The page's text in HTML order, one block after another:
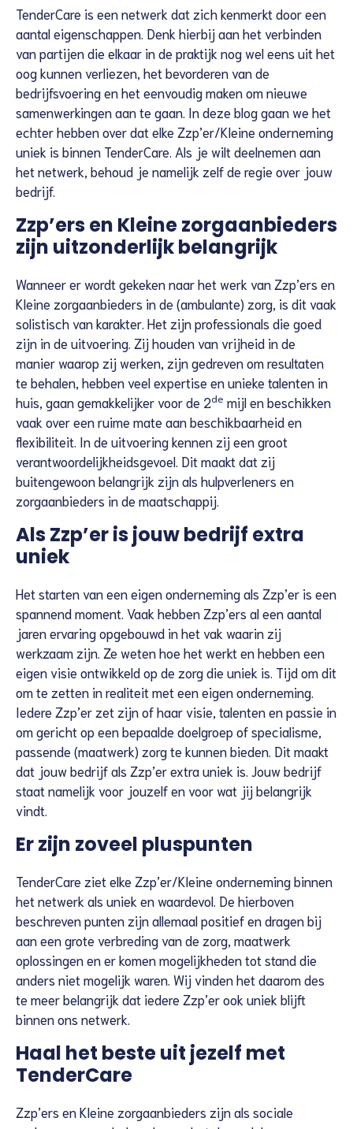
TenderCare is een netwerk dat zich kenmerkt door een
aantal eigenschappen. Denk hierbij aan het verbinden
van partijen die elkaar in de praktijk nog wel eens uit het
oog kunnen verliezen, het bevorderen van de
bedrijfsvoering en het eenvoudig maken om nieuwe
samenwerkingen aan te gaan. In deze blog gaan we het
echter hebben over dat elke Zzp’er/Kleine onderneming
uniek is binnen TenderCare. Als je wilt deelnemen aan
het netwerk, behoud je namelijk zelf de regie over jouw
bedrijf.
Zzp’ers en Kleine zorgaanbieders
zijn uitzonderlijk belangrijk
Wanneer er wordt gekeken naar het werk van Zzp’ers en
Kleine zorgaanbieders in de (ambulante) zorg, is dit vaak
solistisch van karakter. Het zijn professionals die goed
zijn in de uitvoering. Zij houden van vrijheid in de
manier waarop zij werken, zijn gedreven om resultaten
te behalen, hebben veel expertise en unieke talenten in
huis, gaan gemakkelijker voor de 2de mijl en beschikken
vaak over een ruime mate aan beschikbaarheid en
flexibiliteit. In de uitvoering kennen zij een groot
verantwoordelijkheidsgevoel. Dit maakt dat zij
buitengewoon belangrijk zijn als hulpverleners en
zorgaanbieders in de maatschappij.
Als Zzp’er is jouw bedrijf extra
uniek
Het starten van een eigen onderneming als Zzp’er is een
spannend moment. Vaak hebben Zzp’ers al een aantal
jaren ervaring opgebouwd in het vak waarin zij
werkzaam zijn. Ze weten hoe het werkt en hebben een
eigen visie ontwikkeld op de zorg die uniek is. Tijd om dit
om te zetten in realiteit met een eigen onderneming.
Iedere Zzp’er zet zijn of haar visie, talenten en passie in
om gericht op een bepaalde doelgroep of specialisme,
passende (maatwerk) zorg te kunnen bieden. Dit maakt
dat jouw bedrijf als Zzp’er extra uniek is. Jouw bedrijf
staat namelijk voor jouzelf en voor wat jij belangrijk
vindt.
Er zijn zoveel pluspunten
TenderCare ziet elke Zzp’er/Kleine onderneming binnen
het netwerk als uniek en waardevol. De hierboven
beschreven punten zijn allemaal positief en dragen bij
aan een grote verbreding van de zorg, maatwerk
oplossingen en er komen mogelijkheden tot stand die
anders niet mogelijk waren. Wij vinden het daarom des
te meer belangrijk dat iedere Zzp’er ook uniek blijft
binnen ons netwerk.
Haal het beste uit jezelf met
TenderCare
Zzp’ers en Kleine zorgaanbieders zijn als sociale